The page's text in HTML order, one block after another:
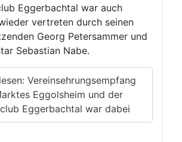
Eggerbachtal war auch
vertreten durch seinen
Georg Petersammer und
Sebastian Nabe.
Vereinsehrungsempfang
Eggolsheim und der
Eggerbachtal war dabei